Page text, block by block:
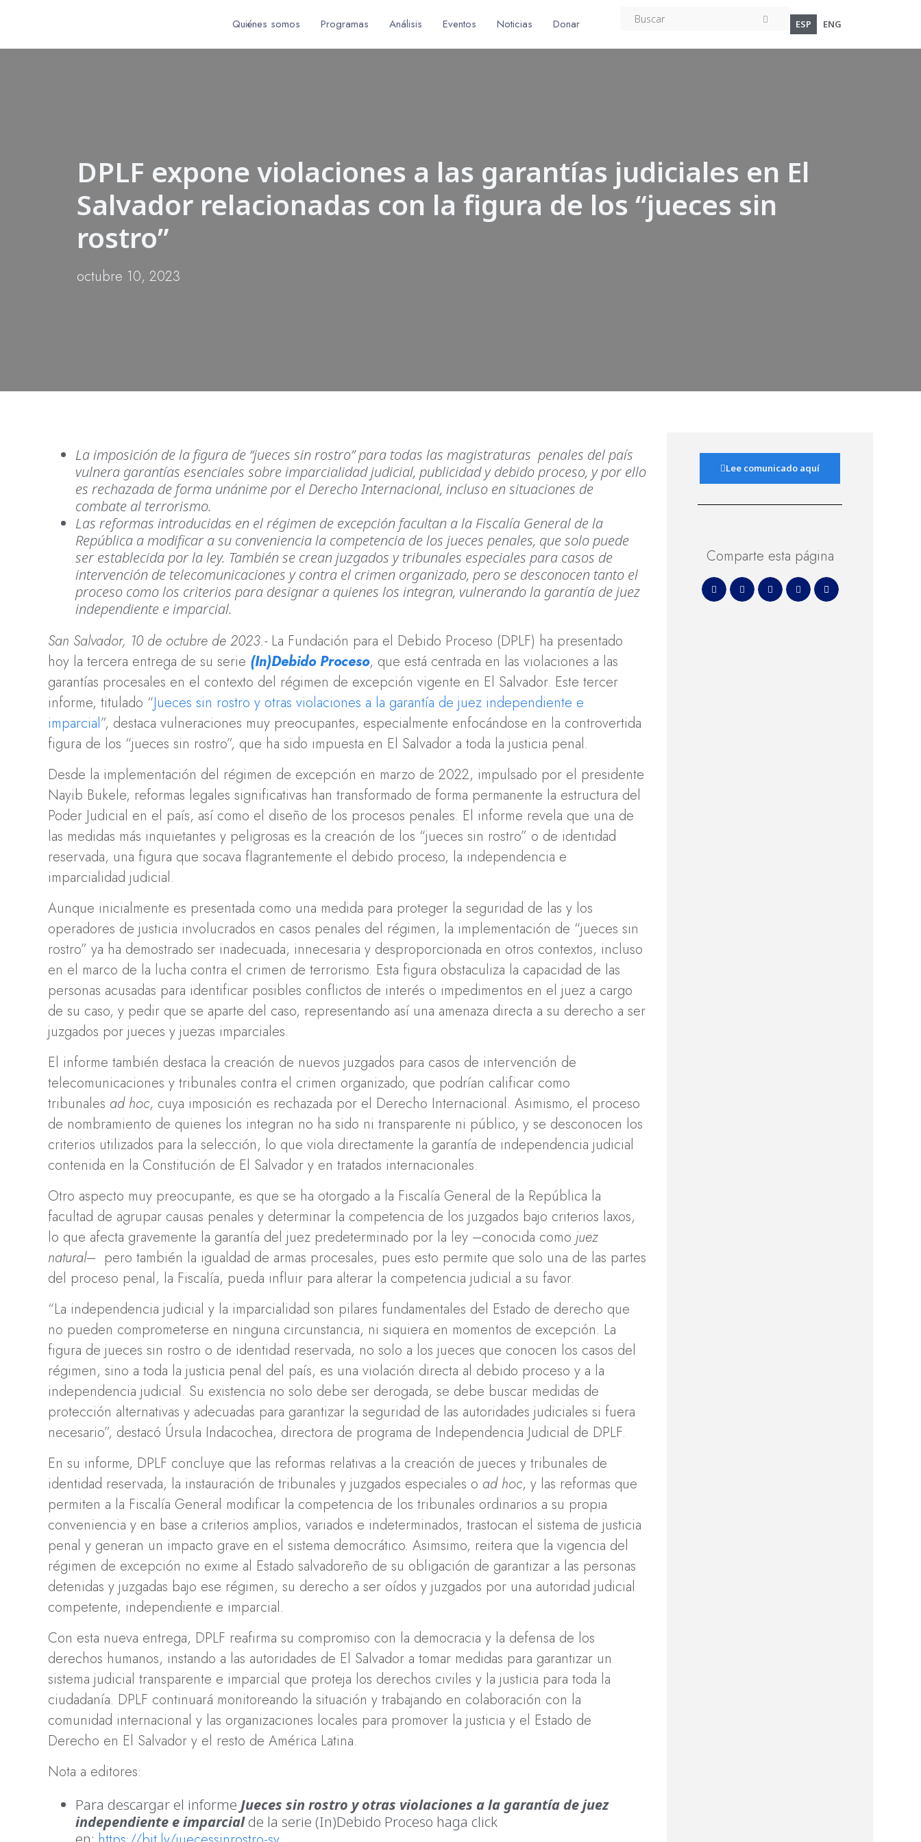
Quiénes somos Programas Análisis Eventos Noticias Donar ESP ENG
DPLF expone violaciones a las garantías judiciales en El
Salvador relacionadas con la figura de los “jueces sin
rostro”
octubre 10, 2023
La imposición de la figura de “jueces sin rostro” para todas las magistraturas penales del país
vulnera garantías esenciales sobre imparcialidad judicial, publicidad y debido proceso, y por ello
es rechazada de forma unánime por el Derecho Internacional, incluso en situaciones de
combate al terrorismo.
Las reformas introducidas en el régimen de excepción facultan a la Fiscalía General de la
República a modificar a su conveniencia la competencia de los jueces penales, que solo puede
ser establecida por la ley. También se crean juzgados y tribunales especiales para casos de
intervención de telecomunicaciones y contra el crimen organizado, pero se desconocen tanto el
proceso como los criterios para designar a quienes los integran, vulnerando la garantía de juez
independiente e imparcial.
San Salvador, 10 de octubre de 2023.-La Fundación para el Debido Proceso (DPLF) ha presentado
hoy la tercera entrega de su serie (In)Debido Proceso, que está centrada en las violaciones a las
garantías procesales en el contexto del régimen de excepción vigente en El Salvador. Este tercer
informe, titulado “Jueces sin rostro y otras violaciones a la garantía de juez independiente e
imparcial”, destaca vulneraciones muy preocupantes, especialmente enfocándose en la controvertida
figura de los “jueces sin rostro”, que ha sido impuesta en El Salvador a toda la justicia penal.
Desde la implementación del régimen de excepción en marzo de 2022, impulsado por el presidente
Nayib Bukele, reformas legales significativas han transformado de forma permanente la estructura del
Poder Judicial en el país, así como el diseño de los procesos penales. El informe revela que una de
las medidas más inquietantes y peligrosas es la creación de los “jueces sin rostro” o de identidad
reservada, una figura que socava flagrantemente el debido proceso, la independencia e
imparcialidad judicial.
Aunque inicialmente es presentada como una medida para proteger la seguridad de las y los
operadores de justicia involucrados en casos penales del régimen, la implementación de “jueces sin
rostro” ya ha demostrado ser inadecuada, innecesaria y desproporcionada en otros contextos, incluso
en el marco de la lucha contra el crimen de terrorismo. Esta figura obstaculiza la capacidad de las
personas acusadas para identificar posibles conflictos de interés o impedimentos en el juez a cargo
de su caso, y pedir que se aparte del caso, representando así una amenaza directa a su derecho a ser
juzgados por jueces y juezas imparciales.
El informe también destaca la creación de nuevos juzgados para casos de intervención de
telecomunicaciones y tribunales contra el crimen organizado, que podrían calificar como
tribunales ad hoc, cuya imposición es rechazada por el Derecho Internacional. Asimismo, el proceso
de nombramiento de quienes los integran no ha sido ni transparente ni público, y se desconocen los
criterios utilizados para la selección, lo que viola directamente la garantía de independencia judicial
contenida en la Constitución de El Salvador y en tratados internacionales.
Otro aspecto muy preocupante, es que se ha otorgado a la Fiscalía General de la República la
facultad de agrupar causas penales y determinar la competencia de los juzgados bajo criterios laxos,
lo que afecta gravemente la garantía del juez predeterminado por la ley –conocida como juez
natural– pero también la igualdad de armas procesales, pues esto permite que solo una de las partes
del proceso penal, la Fiscalía, pueda influir para alterar la competencia judicial a su favor.
“La independencia judicial y la imparcialidad son pilares fundamentales del Estado de derecho que
no pueden comprometerse en ninguna circunstancia, ni siquiera en momentos de excepción. La
figura de jueces sin rostro o de identidad reservada, no solo a los jueces que conocen los casos del
régimen, sino a toda la justicia penal del país, es una violación directa al debido proceso y a la
independencia judicial. Su existencia no solo debe ser derogada, se debe buscar medidas de
protección alternativas y adecuadas para garantizar la seguridad de las autoridades judiciales si fuera
necesario”, destacó Úrsula Indacochea, directora de programa de Independencia Judicial de DPLF.
En su informe, DPLF concluye que las reformas relativas a la creación de jueces y tribunales de
identidad reservada, la instauración de tribunales y juzgados especiales o ad hoc, y las reformas que
permiten a la Fiscalía General modificar la competencia de los tribunales ordinarios a su propia
conveniencia y en base a criterios amplios, variados e indeterminados, trastocan el sistema de justicia
penal y generan un impacto grave en el sistema democrático. Asimsimo, reitera que la vigencia del
régimen de excepción no exime al Estado salvadoreño de su obligación de garantizar a las personas
detenidas y juzgadas bajo ese régimen, su derecho a ser oídos y juzgados por una autoridad judicial
competente, independiente e imparcial.
Con esta nueva entrega, DPLF reafirma su compromiso con la democracia y la defensa de los
derechos humanos, instando a las autoridades de El Salvador a tomar medidas para garantizar un
sistema judicial transparente e imparcial que proteja los derechos civiles y la justicia para toda la
ciudadanía. DPLF continuará monitoreando la situación y trabajando en colaboración con la
comunidad internacional y las organizaciones locales para promover la justicia y el Estado de
Derecho en El Salvador y el resto de América Latina.
Nota a editores:
Para descargar el informe Jueces sin rostro y otras violaciones a la garantía de juez
independiente e imparcialde la serie (In)Debido Proceso haga click
Lee comunicado aquí
Comparte esta página